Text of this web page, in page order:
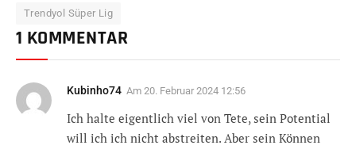
Trendyol Süper Lig
1 KOMMENTAR
Kubinho74 Am 20. Februar 2024 12:56
Ich halte eigentlich viel von Tete, sein Potential
will ich ich nicht abstreiten. Aber sein Können